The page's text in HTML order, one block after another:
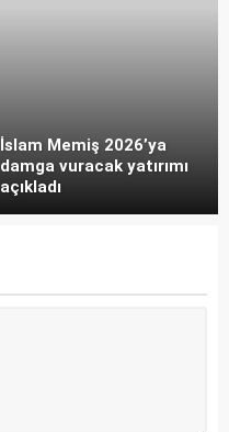
İslam Memiş 2026’ya
damga vuracak yatırımı
açıkladı